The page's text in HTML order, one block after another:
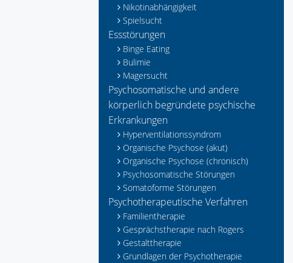
Nikotinabhängigkeit
Spielsucht
Essstörungen
Binge Eating
Bulimie
Magersucht
Psychosomatische und andere
körperlich begründete psychische
Erkrankungen
Hyperventilationssyndrom
Organische Psychose (akut)
Organische Psychose (chronisch)
Psychosomatische Störungen
Somatoforme Störungen
Psychotherapeutische Verfahren
Familientherapie
Gesprächstherapie nach Rogers
Gestalttherapie
Grundlagen der Psychotherapie